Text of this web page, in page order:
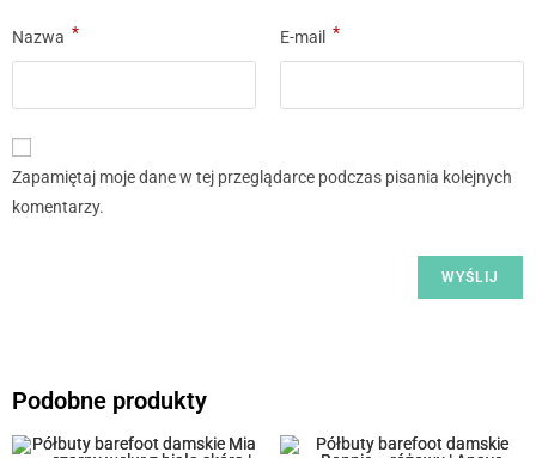
Nazwa * E-mail *
Zapamiętaj moje dane w tej przeglądarce podczas pisania kolejnych
komentarzy.
Podobne produkty